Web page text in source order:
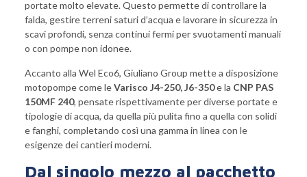
portate molto elevate. Questo permette di controllare la
falda, gestire terreni saturi d’acqua e lavorare in sicurezza in
scavi profondi, senza continui fermi per svuotamenti manuali
o con pompe non idonee.
Accanto alla Wel Eco6, Giuliano Group mette a disposizione
motopompe come leVarisco J4-250, J6-350e la CNP PAS
150MF 240, pensate rispettivamente per diverse portate e
tipologie di acqua, da quella più pulita fino a quella con solidi
e fanghi, completando così una gamma in linea con le
esigenze dei cantieri moderni.
Dal singolo mezzo al pacchetto